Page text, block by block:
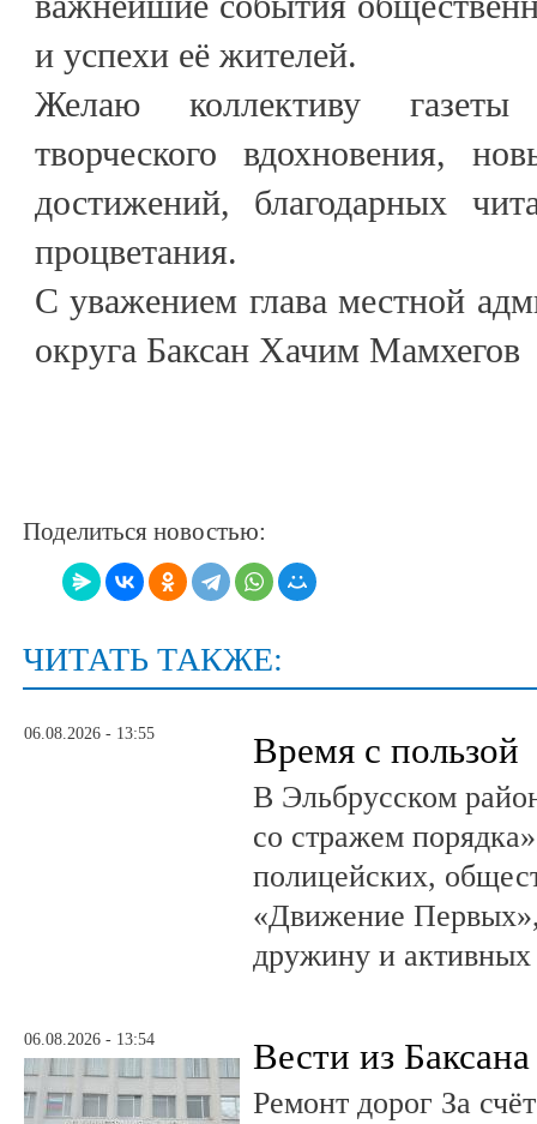
и успехи её жителей.
Желаю коллективу газеты
творческого вдохновения,
достижений, благодарных
процветания.
С уважением глава местной
округа Баксан Хачим Мамхегов
Поделиться новостью:
ЧИТАТЬ ТАКЖЕ:
06.08.2026 - 13:55 Время с пользой
В Эльбрусском
со стражем
полицейских,
«Движение
дружину и
06.08.2026 - 13:54 Вести из Баксана
Ремонт дорог За